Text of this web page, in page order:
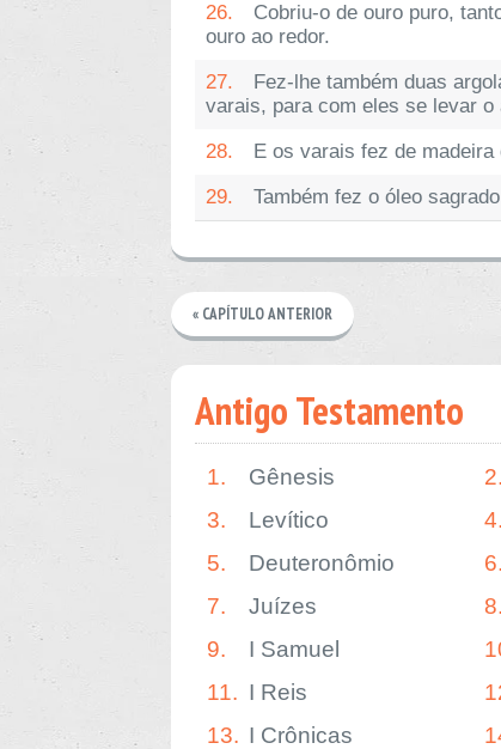
26.
Cobriu-o de ouro puro,
ouro ao redor.
27.
Fez-lhe também duas
varais, para com eles se levar o
28.
E os varais fez de
29.
Também fez o óleo
« CAPÍTULO ANTERIOR
Antigo Testamento
1. Gênesis 2.
3.
Levítico 4.
5.
Deuteronômio 6.
7.
Juízes 8.
9.
I Samuel
11. I Reis
13. I Crônicas